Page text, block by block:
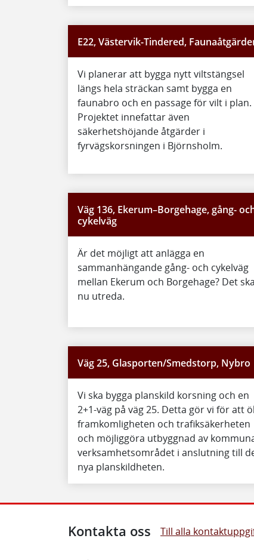
E22, Västervik-Tindered,
Vi planerar att bygga nytt viltstängsel
längs hela sträckan samt bygga en
faunabro och en passage för vilt i plan.
Projektet innefattar även
säkerhetshöjande åtgärder i
fyrvägskorsningen i Björnsholm.
Väg 136, Ekerum–Borgehage, gång-
cykelväg
Är det möjligt att anlägga en
sammanhängande gång- och cykelväg
mellan Ekerum och Borgehage? Det
nu utreda.
Väg 25, Glasporten/Smedstorp, Nybro
Vi ska bygga planskild korsning och en
2+1-väg på väg 25. Detta gör vi för att
framkomligheten och trafiksäkerheten
och möjliggöra utbyggnad av
verksamhetsområdet i anslutning till
nya planskildheten.
Kontakta oss Till alla